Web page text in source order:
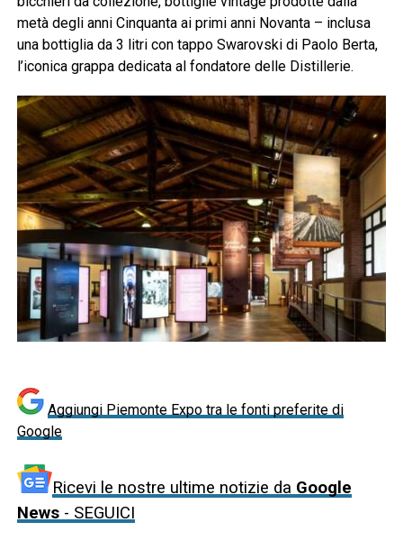
metà degli anni Cinquanta ai primi anni Novanta – inclusa
una bottiglia da 3 litri con tappo Swarovski di Paolo Berta,
l’iconica grappa dedicata al fondatore delle Distillerie.
Aggiungi Piemonte Expo tra le fonti preferite di
Google
Ricevi le nostre ultime notizie da Google
News- SEGUICI